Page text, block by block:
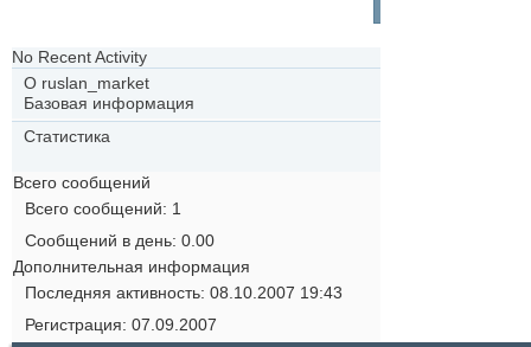
No Recent Activity
О ruslan_market
Базовая информация
Статистика
Всего сообщений
Всего сообщений
1
Сообщений в день 0.00
Дополнительная информация
Последняя активность 08.10.2007 19:43
Регистрация 07.09.2007